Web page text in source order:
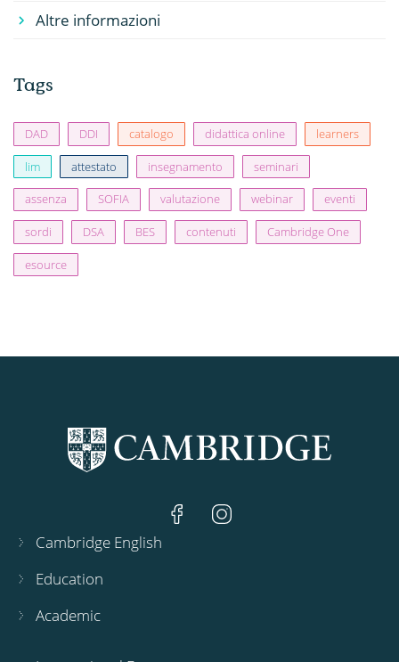
Altre informazioni
Tags
DAD DDI catalogo didattica online learners
lim attestato insegnamento seminari
assenza SOFIA valutazione webinar eventi
sordi DSA BES contenuti Cambridge One
esource
Cambridge English
Education
Academic